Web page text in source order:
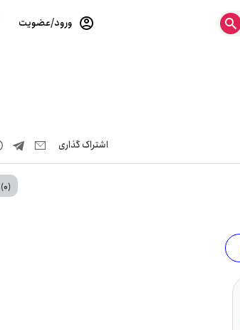
ورود/عضویت
اشتراک‌ گذاری
(0)